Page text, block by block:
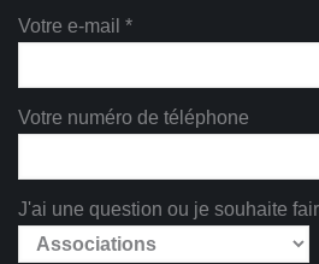
Votre e-mail *
Votre numéro de téléphone
J'ai une question ou je souhaite